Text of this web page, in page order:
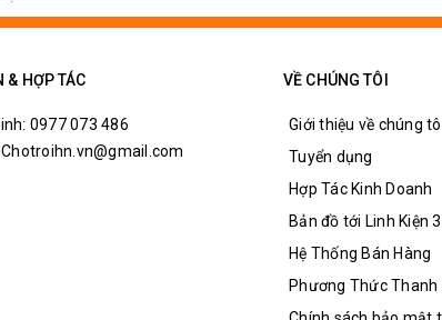
& HỢP TÁC
0977 073 486
Chotroihn.vn@gmail.com
VỀ CHÚNG TÔI
Giới thiệu về chúng
Tuyển dụng
Hợp Tác Kinh Doanh
Bản đồ tới Linh Kiện
Hệ Thống Bán Hàng
Phương Thức Thanh